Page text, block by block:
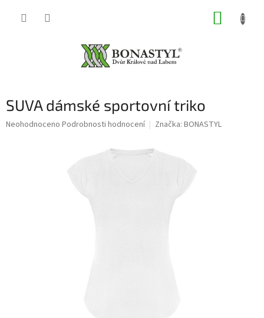
SUVA dámské sportovní triko
Průměrné
Neohodnoceno Podrobnosti hodnocení Značka: BONASTYL